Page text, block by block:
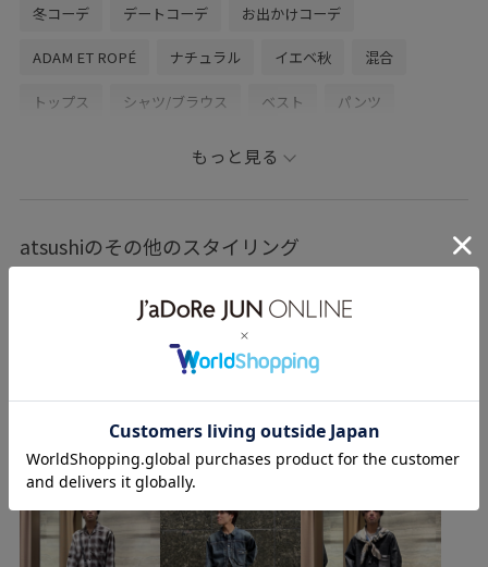
——————————————————————————————
冬コーデ デートコーデ お出かけコーデ
ADAM ET ROPÉ ナチュラル イエベ秋 混合
トップス シャツ/ブラウス ベスト パンツ
GMG05110 GMM05110
M定番_pickup
もっと見る
atsushiのその他のスタイリング